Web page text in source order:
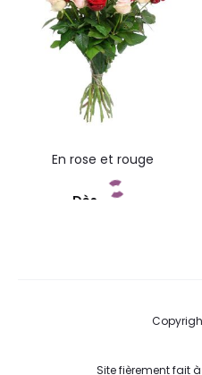
En rose et rouge
Dès
Site fièrement fait